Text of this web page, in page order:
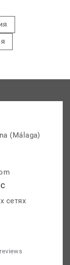
(Málaga)
сетях